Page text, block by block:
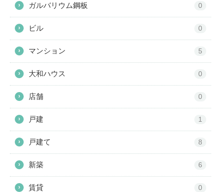
› ガルバリウム鋼板 0
› ビル 0
› マンション 5
› 大和ハウス 0
› 店舗 0
› 戸建 1
› 戸建て 8
› 新築 6
› 賃貸 0